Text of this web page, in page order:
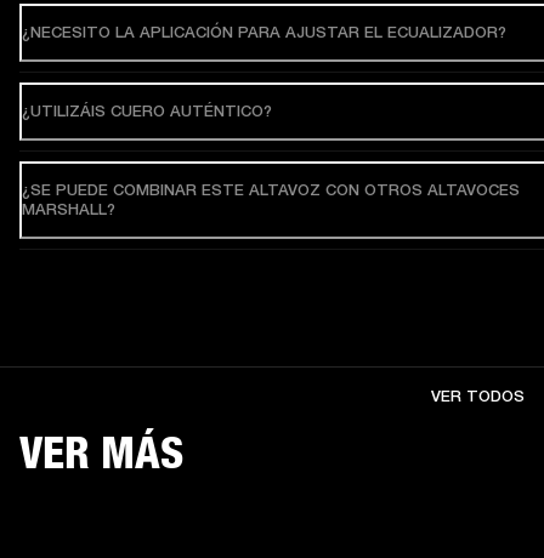
¿NECESITO LA APLICACIÓN PARA AJUSTAR EL ECUALIZADOR?
¿UTILIZÁIS CUERO AUTÉNTICO?
¿SE PUEDE COMBINAR ESTE ALTAVOZ CON OTROS ALTAVOCES
MARSHALL?
VER MÁS
VER TODOS